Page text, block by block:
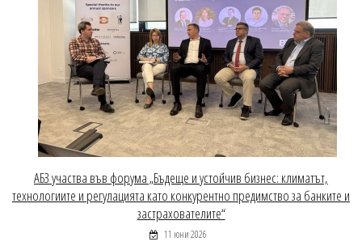
АБЗ участва във форума „Бъдеще и устойчив бизнес: климатът,
технологиите и регулацията като конкурентно предимство за банките и
застрахователите“
11 юни 2026